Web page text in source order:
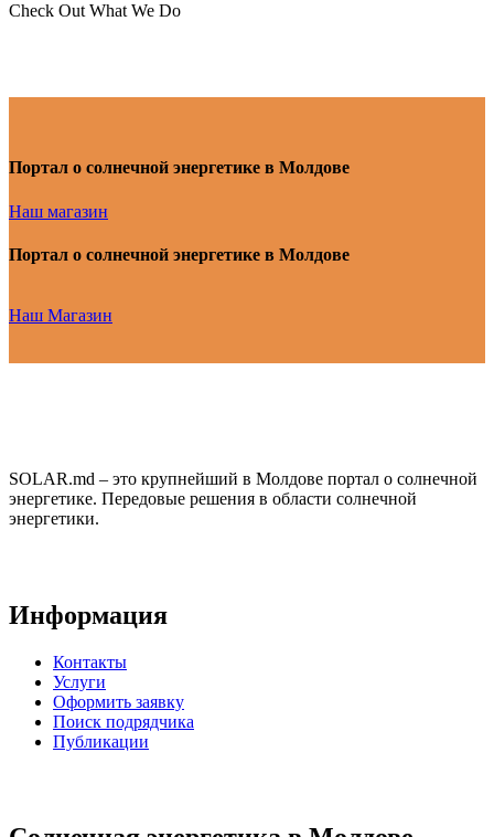
Check Out What We Do
Портал о солнечной энергетике в Молдове
Наш магазин
Портал о солнечной энергетике в Молдове
Наш Магазин
SOLAR.md – это крупнейший в Молдове портал о солнечной
энергетике. Передовые решения в области солнечной
энергетики.
Информация
Контакты
Услуги
Оформить заявку
Поиск подрядчика
Публикации